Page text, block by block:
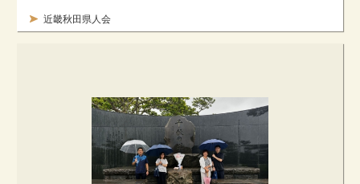
近畿秋田県人会